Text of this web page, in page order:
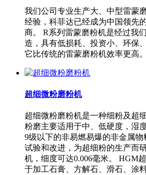
我们公司专业生产大、中型雷蒙
经验，科菲达已经成为中国领先
商。 R系列雷蒙磨粉机是经过我
造，具有低损耗、投资小、环保
它比传统的雷蒙磨粉机效率更高。
超细微粉磨粉机
超细微粉磨粉机是一种细粉及超
粉磨主要适用于中、低硬度，湿
9级以下的非易燃易爆的非金属
试验和改进，为超细粉的生产而
机，细度可达0.006毫米。 HGM
于加工石膏、方解石、滑石、涂